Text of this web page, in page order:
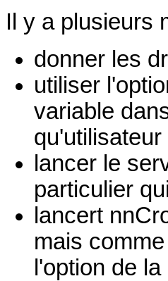
Il y a plusieurs
donner les
utiliser
variable
lancer le
particulier
lancert
mais
l'option de